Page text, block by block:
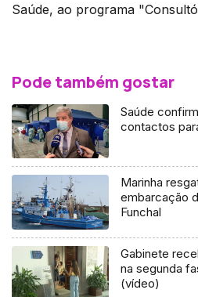
Saúde, ao programa
Pode também gostar
Saúde
contactos
Marinha
embarcação
Funchal
Gabinete
na segunda
(vídeo)